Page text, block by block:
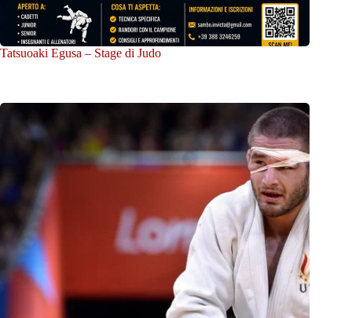
Tatsuoaki Egusa – Stage di Judo